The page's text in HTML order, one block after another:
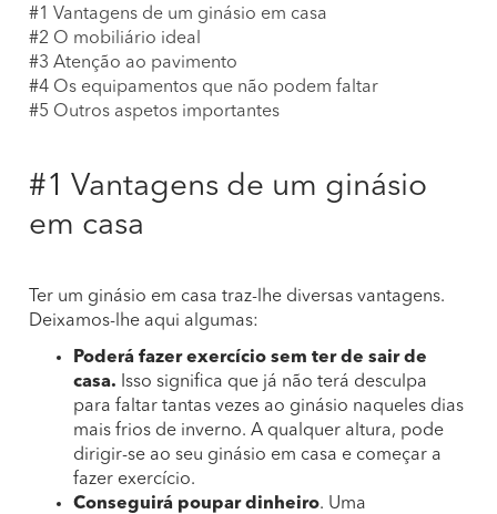
#1 Vantagens de um ginásio em casa
#2 O mobiliário ideal
#3 Atenção ao pavimento
#4 Os equipamentos que não podem faltar
#5 Outros aspetos importantes
#1 Vantagens de um ginásio
em casa
Ter um ginásio em casa traz-lhe diversas vantagens.
Deixamos-lhe aqui algumas:
Poderá fazer exercício sem ter de sair de
casa. Isso significa que já não terá desculpa
para faltar tantas vezes ao ginásio naqueles dias
mais frios de inverno. A qualquer altura, pode
dirigir-se ao seu ginásio em casa e começar a
fazer exercício.
Conseguirá poupar dinheiro. Uma